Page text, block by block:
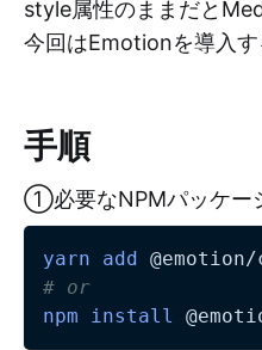
style属性のままだと
今回はEmotionを導入す
手順
①必要なNPMパッケー
yarn
add
# or
npm
install